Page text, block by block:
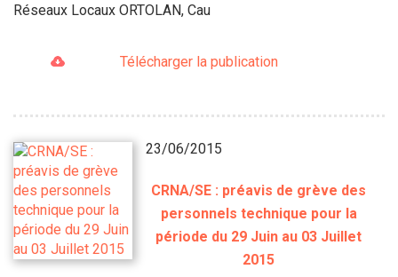
Réseaux Locaux ORTOLAN, Cau
Télécharger la publication
23/06/2015
CRNA/SE : préavis de grève des
personnels technique pour la
période du 29 Juin au 03 Juillet
2015